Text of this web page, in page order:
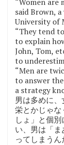
said Brown,
University of
“They tend
to explain
John, Tom,
to
“Men are
to answer
a strategy
男は多めに
栄とかじゃ
しょ」と個
い、男は「
ってしまうん